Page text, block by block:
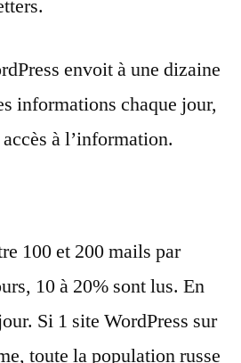
envoit à une dizaine
informations chaque jour,
à l’information.
100 et 200 mails par
10 à 20% sont lus. En
Si 1 site WordPress sur
toute la population russe